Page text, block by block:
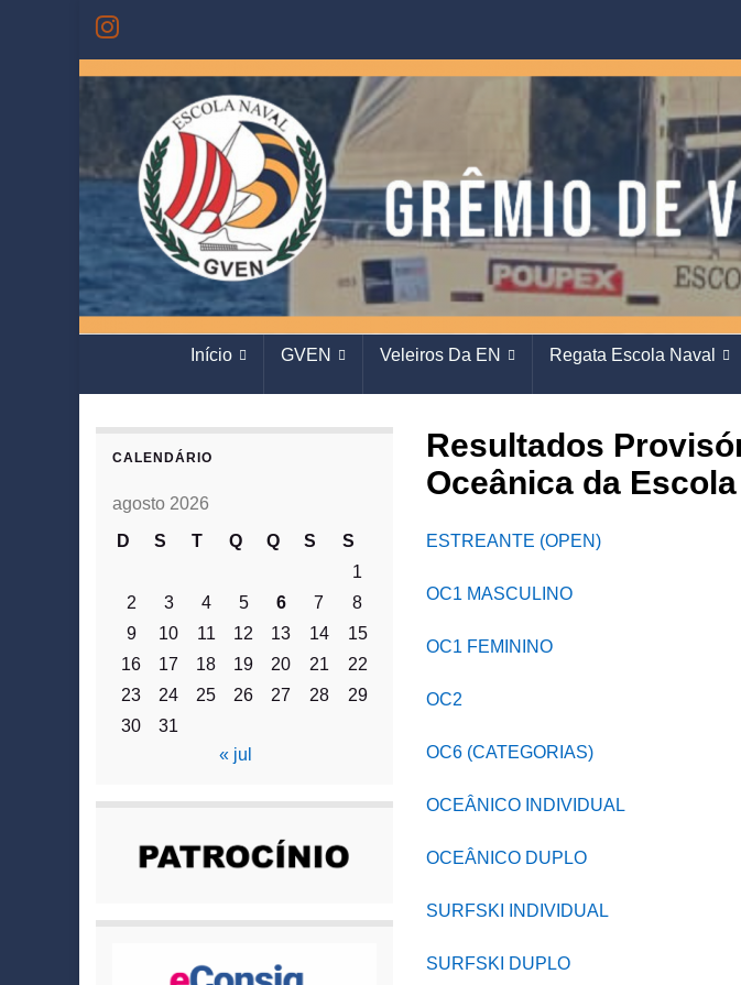
Início GVEN Veleiros Da EN Regata Escola Naval
Resultados
Oceânica da
ESTREANTE (OPEN)
OC1 MASCULINO
OC1 FEMININO
OC2
OC6 (CATEGORIAS)
OCEÂNICO INDIVIDUAL
OCEÂNICO DUPLO
SURFSKI INDIVIDUAL
SURFSKI DUPLO
CALENDÁRIO
agosto 2026
D
S T Q Q S
S
1
2
3 4 5 6 7
8
9
10 11 12 13 14
15
16
17 18 19 20 21
22
23
24 25 26 27 28
29
30
31
« jul